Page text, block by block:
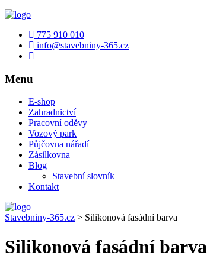
775 910 010
info@stavebniny-365.cz
Menu
E-shop
Zahradnictví
Pracovní oděvy
Vozový park
Půjčovna nářadí
Zásilkovna
Blog
Stavební slovník
Kontakt
Stavebniny-365.cz > Silikonová fasádní barva
Silikonová fasádní barva